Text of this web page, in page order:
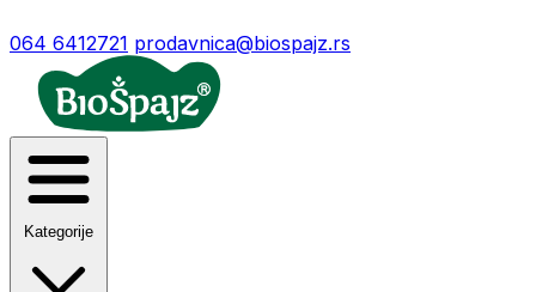
064 6412721 prodavnica@biospajz.rs
Kategorije